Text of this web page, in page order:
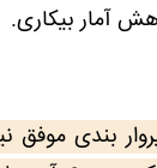
آمار بیکاری.
بندی